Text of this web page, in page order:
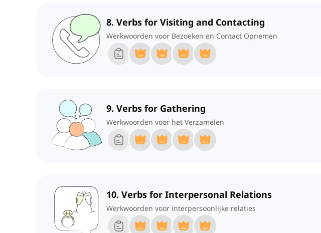
8. Verbs for Visiting and Contacting
Werkwoorden voor Bezoeken en Contact Opnemen
9. Verbs for Gathering
Werkwoorden voor het Verzamelen
10. Verbs for Interpersonal Relations
Werkwoorden voor interpersoonlijke relaties